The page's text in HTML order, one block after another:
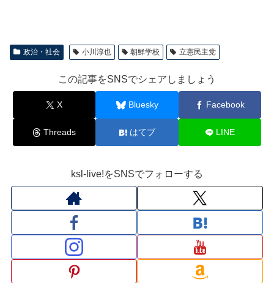
政治・社会 小川淳也 朝鮮学校 立憲民主党
この記事をSNSでシェアしましょう
X Bluesky Facebook
Threads はてブ LINE
ksl-live!をSNSでフォローする